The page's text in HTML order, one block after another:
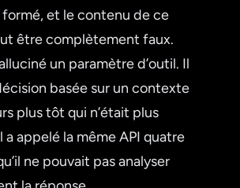
et le contenu de ce
être complètement faux.
un paramètre d’outil. Il
basée sur un contexte
plus tôt qui n’était plus
appelé la même API quatre
ne pouvait pas analyser